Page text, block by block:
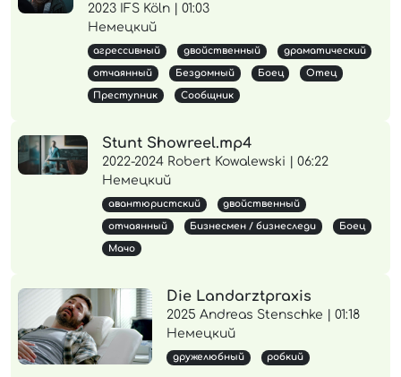
2023 IFS Köln | 01:03
Немецкий
агрессивный двойственный драматический
отчаянный Бездомный Боец Отец
Преступник Сообщник
Stunt Showreel.mp4
2022-2024 Robert Kowalewski | 06:22
Немецкий
авантюристский двойственный
отчаянный Бизнесмен / бизнеследи Боец
Мачо
Die Landarztpraxis
2025 Andreas Stenschke | 01:18
Немецкий
дружелюбный робкий